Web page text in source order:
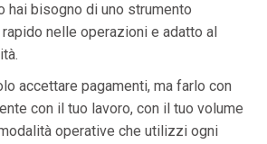
hai bisogno di uno strumento
nelle operazioni e adatto al
accettare pagamenti, ma farlo con
con il tuo lavoro, con il tuo volume
operative che utilizzi ogni